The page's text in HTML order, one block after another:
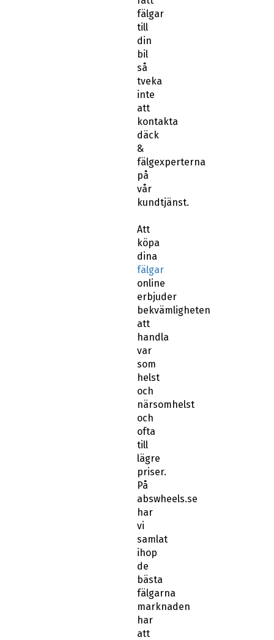
fälgar
till
din
bil
så
tveka
inte
att
kontakta
däck
&
fälgexperterna
på
vår
kundtjänst.
Att
köpa
dina
fälgar
online
erbjuder
bekvämligheten
att
handla
var
som
helst
och
närsomhelst
och
ofta
till
lägre
priser.
På
abswheels.se
har
vi
samlat
ihop
de
bästa
fälgarna
marknaden
har
att